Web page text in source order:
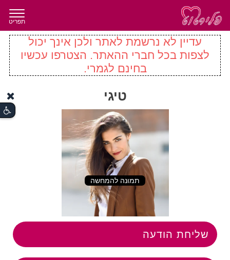
תפריט
עדיין לא נרשמת לאתר ולכן אינך יכול
לצפות בכל חברי ההאתר. הצטרפו עכשיו
בחינם לגמרי.
טיגי
תמונה להמחשה
שליחת הודעה